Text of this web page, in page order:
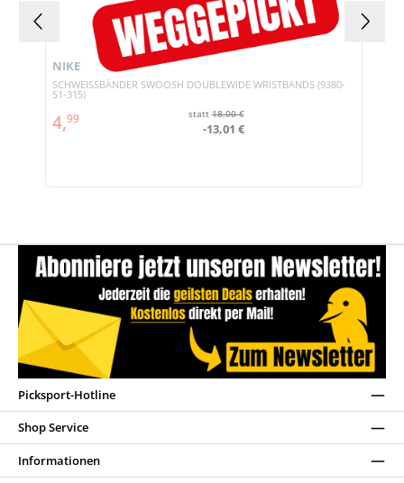
SCHWEISSBÄNDER SWOOSH DOUBLEWIDE WRISTBANDS (9380-
51-315)
NIKE
4,99 statt18,00 €
-13,01 €
Picksport-Hotline
Shop Service
Informationen